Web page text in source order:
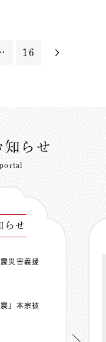
16
知らせ
らせ
災害義援
」本宗被